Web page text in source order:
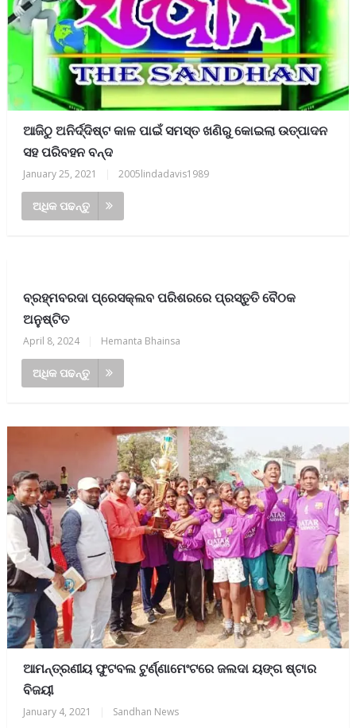
ଆଜିଠୁ ଅନିର୍ଦ୍ଦିଷ୍ଟ କାଳ ପାଇଁ ସମସ୍ତ ଖଣିରୁ କୋଇଲା ଉତ୍ପାଦନ
ସହ ପରିବହନ ବନ୍ଦ
January 25, 2021 2005lindadavis1989
ଅଧିକ ପଢନ୍ତୁ
ବ୍ରହ୍ମବରଦା ପ୍ରେସକ୍ଲବ ପରିଶରରେ ପ୍ରସ୍ତୁତି ବୈଠକ
ଅନୁଷ୍ଟିତ
April 8, 2024 Hemanta Bhainsa
ଅଧିକ ପଢନ୍ତୁ
ଆମନ୍ତ୍ରଣୀୟ ଫୁଟବଲ ଟୁର୍ଣ୍ଣାମେଂଟରେ ଜଲଦା ୟଙ୍ଗ ଷ୍ଟାର
ବିଜୟୀ
January 4, 2021 Sandhan News